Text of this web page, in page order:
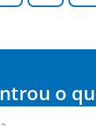
o